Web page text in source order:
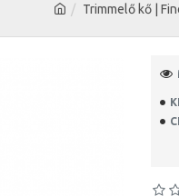
Trimmelő kő |